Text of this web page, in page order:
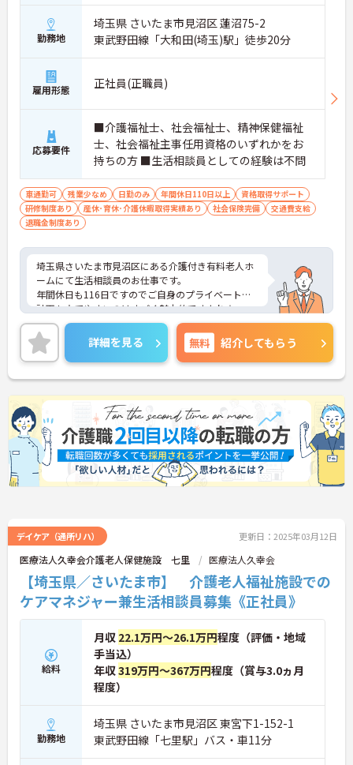
勤務地
埼玉県 さいたま市見沼区 蓮沼75-2
東武野田線「大和田(埼玉)駅」徒歩20分
雇用形態 正社員(正職員)
応募要件
■介護福祉士、社会福祉士、精神保健福祉
士、社会福祉主事任用資格のいずれかをお
持ちの方 ■生活相談員としての経験は不問
車通勤可 残業少なめ 日勤のみ 年間休日110日以上
資格取得サポート
研修制度あり
産休･育休･介護休暇取得実績あり 社会保険完備
交通費支給
退職金制度あり
埼玉県さいたま市見沼区にある介護付き有料老人ホ
ームにて生活相談員のお仕事です。
年間休日も116日ですのでご自身のプライベートの
計画も立てやすいのはすごく魅力的ですよね☆
ご興味ある方には、面接対策ポイントなど、さらに
詳細をお話しいたしますのでお気軽にご相談くださ
い。
詳細を見る 無料 紹介してもらう
デイケア（通所リハ） 更新日：2025年03月12日
医療法人久幸会介護老人保健施設 七里 医療法人久幸会
【埼玉県／さいたま市】 介護老人福祉施設での
ケアマネジャー兼生活相談員募集《正社員》
給料
月収 22.1万円～26.1万円程度（評価・地域
手当込）
年収319万円～367万円程度（賞与3.0ヵ月
程度）
勤務地
埼玉県 さいたま市見沼区 東宮下1-152-1
東武野田線「七里駅」バス・車11分